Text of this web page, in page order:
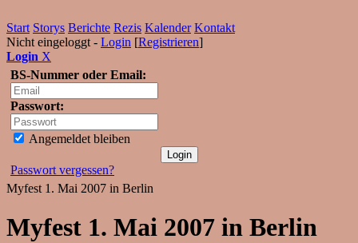
Start Storys Berichte Rezis Kalender Kontakt
Nicht eingeloggt - Login [Registrieren]
Login X
BS-Nummer oder Email:
Passwort:
Angemeldet bleiben
Passwort vergessen?
Myfest 1. Mai 2007 in Berlin
Myfest 1. Mai 2007 in Berlin